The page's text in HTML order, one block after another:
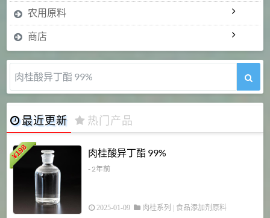
农用原料
商店
肉桂醛 99%
最近更新 热门产品
¥
198 肉桂酸异丁酯 99%
- 2年前
2025-01-09 肉桂系列 食品添加剂原料